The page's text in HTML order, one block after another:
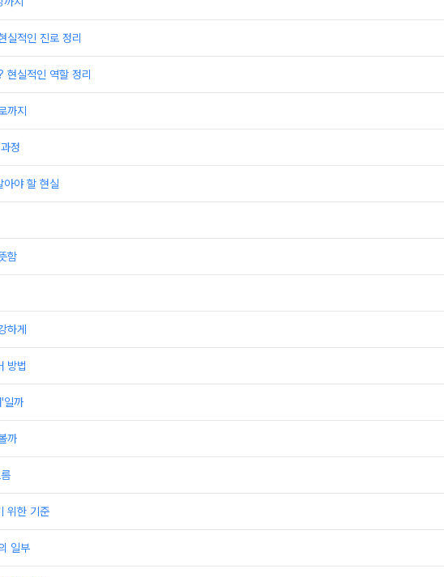
실적인 진로 정리
현실적인 역할 정리
까지
정
아야 할 현실
함
하게
방법
일까
까
위한 기준
일부